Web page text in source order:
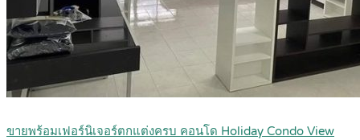
ขายพร้อมเฟอร์นิเจอร์ตกแต่งครบ คอนโด Holiday Condo View